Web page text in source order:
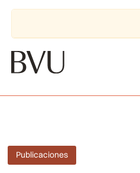
Publicaciones